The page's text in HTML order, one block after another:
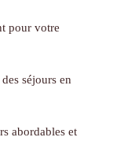
pour votre
séjours en
abordables et